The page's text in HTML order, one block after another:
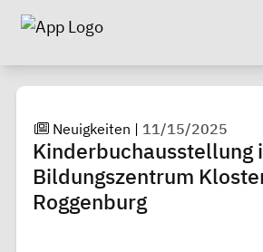
Neuigkeiten | 11/15/2025
Kinderbuchausstellung
Bildungszentrum
Roggenburg